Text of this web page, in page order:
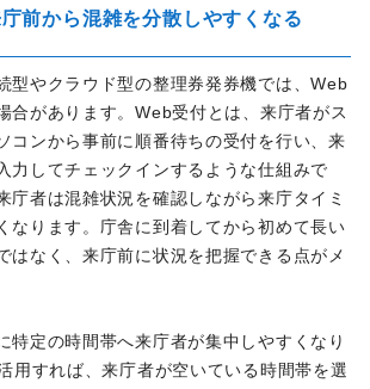
前から混雑を分散しやすくなる
型やクラウド型の整理券発券機では、Web
合があります。Web受付とは、来庁者がス
コンから事前に順番待ちの受付を行い、来
力してチェックインするような仕組みで
庁者は混雑状況を確認しながら来庁タイミ
なります。庁舎に到着してから初めて長い
はなく、来庁前に状況を把握できる点がメ
特定の時間帯へ来庁者が集中しやすくなり
用すれば、来庁者が空いている時間帯を選